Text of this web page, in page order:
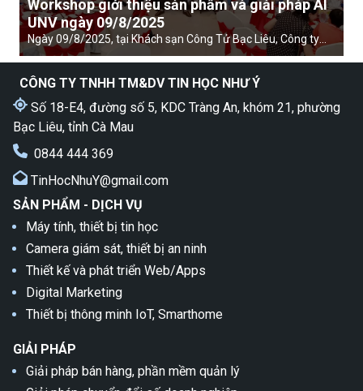
Workshop giới thiệu sản phẩm và giải pháp AI
UNV ngày 09/8/2025
Ngày 09/8/2025, tại Khách sạn Công Tử Bạc Liêu, Công ty
TNHH TM&DV Tin Học Như Ý phối hợp cùng Hãng Uniview
tổ chức thành công Workshop giới thiệu sản phẩm và giải
pháp AI của UNV.
CÔNG TY TNHH TM&DVTIN HỌC NHƯ Ý
Số 18-E4, đường số 5, KDC Tràng An, khóm 21, phường
Bạc Liêu, tỉnh Cà Mau
0844 444 369
TinHocNhuY@gmail.com
SẢN PHẨM - DỊCH VỤ
Máy tính, thiết bị tin học
Camera giám sát, thiết bị an ninh
Thiết kế và phát triển Web/Apps
Digital Marketing
Thiết bị thông minh IoT, Smarthome
GIẢI PHÁP
Giải pháp bán hàng, phần mềm quản lý